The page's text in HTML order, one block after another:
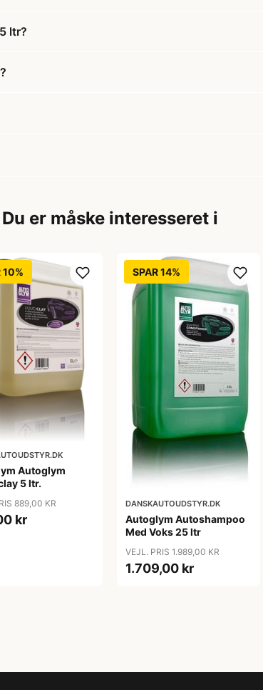
ltr?
Du er måske interesseret i
10%
Autoglym
5 ltr.
889,00 KR
kr
SPAR 14%
DANSKAUTOUDSTYR.DK
Autoglym Autoshampoo
Med Voks 25 ltr
VEJL. PRIS 1.989,00 KR
1.709,00 kr